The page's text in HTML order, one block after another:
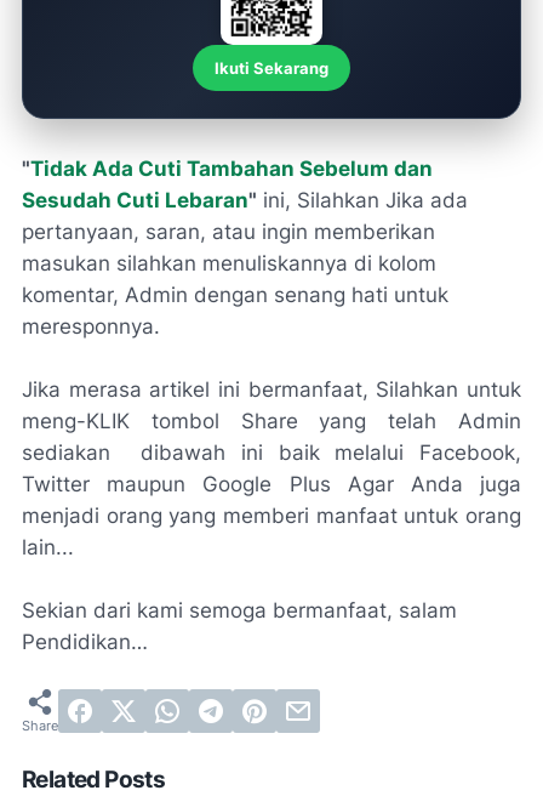
Ikuti Sekarang
"Tidak Ada Cuti Tambahan Sebelum dan
Sesudah Cuti Lebaran" ini, Silahkan Jika ada
pertanyaan, saran, atau ingin memberikan
masukan silahkan menuliskannya di kolom
komentar, Admin dengan senang hati untuk
meresponnya.
Jika merasa artikel ini bermanfaat, Silahkan untuk
meng-KLIK tombol Share yang telah Admin
sediakan dibawah ini baik melalui Facebook,
Twitter maupun Google Plus Agar Anda juga
menjadi orang yang memberi manfaat untuk orang
lain...
Sekian dari kami semoga bermanfaat, salam
Pendidikan…
Related Posts